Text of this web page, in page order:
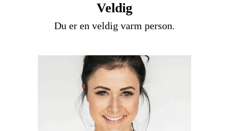
Veldig
Du er en veldig varm person.